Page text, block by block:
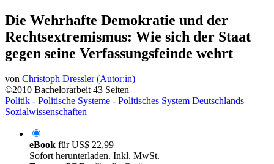
Die Wehrhafte Demokratie und der
Rechtsextremismus: Wie sich der Staat
gegen seine Verfassungsfeinde wehrt
von Christoph Dressler (Autor:in)
©2010 Bachelorarbeit 43 Seiten
Politik - Politische Systeme - Politisches System Deutschlands
Sozialwissenschaften
eBook fürUS$ 22,99
Sofort herunterladen. Inkl. MwSt.